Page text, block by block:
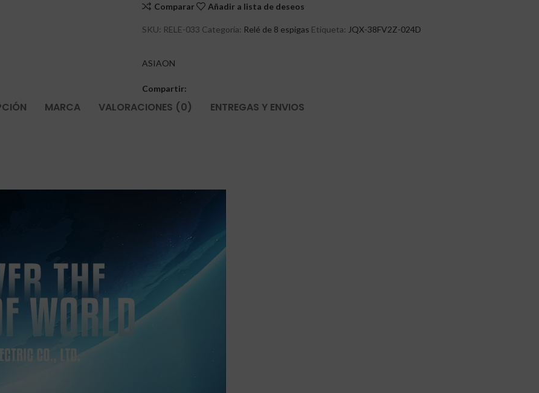
Comparar Añadir a lista de deseos
SKU: RELE-033 Categoría: Relé de 8 espigas Etiqueta: JQX-38FV2Z-024D
ASIAON
Compartir:
MARCA VALORACIONES (0) ENTREGAS Y ENVIOS